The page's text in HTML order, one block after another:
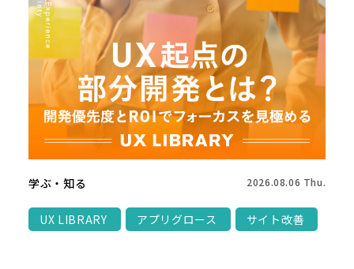
学ぶ・知る 2026.08.06 Thu.
UX LIBRARY アプリグロース サイト改善